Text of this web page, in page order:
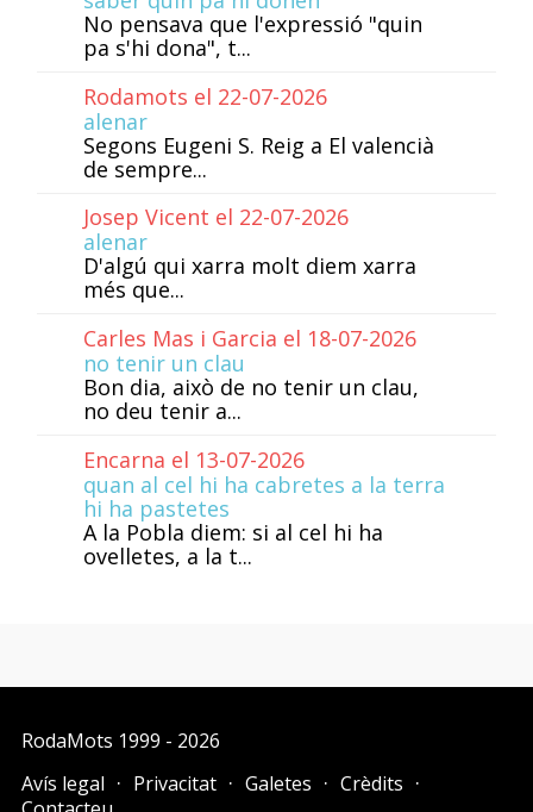
No pensava que l'expressió "quin
pa s'hi dona", t...
Rodamots el 22-07-2026
alenar
Segons Eugeni S. Reig a El valencià
de sempre...
Josep Vicent el 22-07-2026
alenar
D'algú qui xarra molt diem xarra
més que...
Carles Mas i Garcia el 18-07-2026
no tenir un clau
Bon dia, això de no tenir un clau,
no deu tenir a...
Encarna el 13-07-2026
quan al cel hi ha cabretes a la terra
hi ha pastetes
A la Pobla diem: si al cel hi ha
ovelletes, a la t...
RodaMots 1999 - 2026
Avís legal
Privacitat Galetes
Crèdits